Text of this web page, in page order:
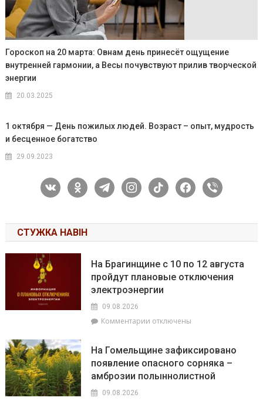
Гороскоп на 20 марта: Овнам день принесёт ощущение
внутренней гармонии, а Весы почувствуют прилив творческой
энергии
20.03.2025
1 октября — День пожилых людей. Возраст – опыт, мудрость
и бесценное богатство
29.09.2023
vkontakteodnoklassniki
telegraminstagram
tiktok facebook
viber
СТУЖКА НАВІН
На Брагинщине с 10 по 12 августа
пройдут плановые отключения
электроэнергии
09.08.2026
Комментарии к
Брагинщине
с
10
отключены
На Гомельщине зафиксировано
появление опасного сорняка –
амброзии полыннолистной
09.08.2026